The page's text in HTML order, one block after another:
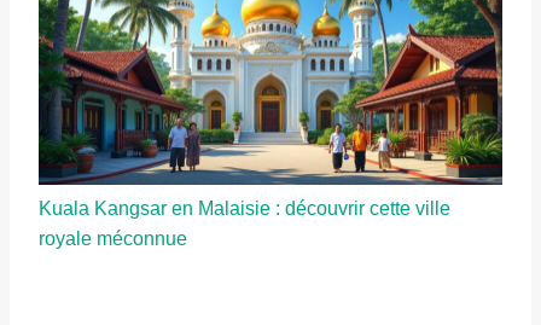
Kuala Kangsar en Malaisie : découvrir cette ville
royale méconnue